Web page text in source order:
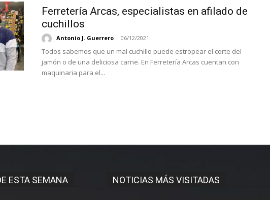
Ferretería Arcas, especialistas en afilado de
cuchillos
Antonio J. Guerrero - 06/12/2021
Todos sabemos que un mal cuchillo puede estropear el corte del
jamón o de una deliciosa carne. En Ferretería Arcas cuentan con
maquinaria para el...
ESTA SEMANA NOTICIAS MÁS VISITADAS